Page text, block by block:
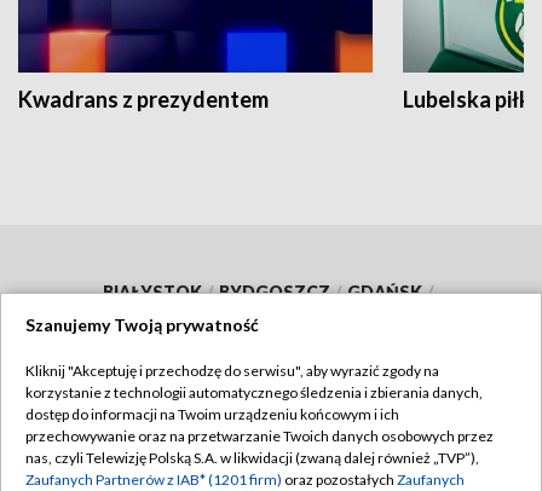
Kwadrans z prezydentem Lubelska piłka
BIAŁYSTOK / BYDGOSZCZ / GDAŃSK /
GORZÓW WLKP. / KATOWICE
KRAKÓW / LUBLIN / ŁÓDŹ / OLSZTYN /
OPOLE / POZNAŃ / RZESZÓW /
SZCZECIN / WARSZAWA / WROCŁAW
Szanujemy Twoją prywatność
Kliknij "Akceptuję i przechodzę do serwisu", aby wyrazić zgody na
korzystanie z technologii automatycznego śledzenia i zbierania danych,
dostęp do informacji na Twoim urządzeniu końcowym i ich
przechowywanie oraz na przetwarzanie Twoich danych osobowych przez
nas, czyli Telewizję Polską S.A. w likwidacji (zwaną dalej również „TVP”),
Zaufanych Partnerów z IAB* (1201 firm) oraz pozostałych Zaufanych